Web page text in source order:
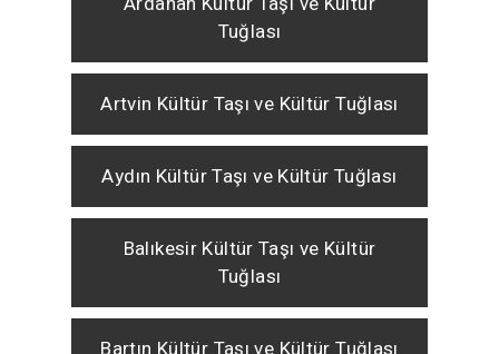
Tuğlası
Artvin Kültür Taşı ve Kültür Tuğlası
Aydın Kültür Taşı ve Kültür Tuğlası
Balıkesir Kültür Taşı ve Kültür
Tuğlası